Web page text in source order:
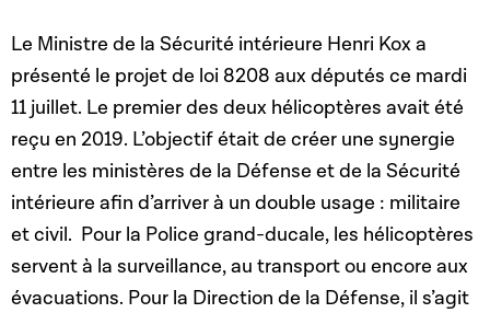
Le Ministre de la Sécurité intérieure Henri Kox a
présenté le projet de loi 8208 aux députés ce mardi
11 juillet. Le premier des deux hélicoptères avait été
reçu en 2019. L’objectif était de créer une synergie
entre les ministères de la Défense et de la Sécurité
intérieure afin d’arriver à un double usage : militaire
et civil. Pour la Police grand-ducale, les hélicoptères
servent à la surveillance, au transport ou encore aux
évacuations. Pour la Direction de la Défense, il s’agit